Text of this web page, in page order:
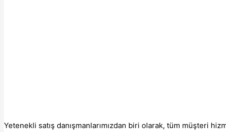
Yetenekli satış danışmanlarımızdan biri olarak, tüm müşteri